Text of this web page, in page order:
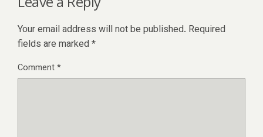
Your email address will not be published. Required
fields are marked *
Comment*